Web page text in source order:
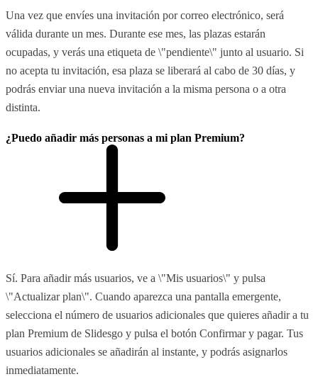
Una vez que envíes una invitación por correo electrónico, será
válida durante un mes. Durante ese mes, las plazas estarán
ocupadas, y verás una etiqueta de \"pendiente\" junto al usuario. Si
no acepta tu invitación, esa plaza se liberará al cabo de 30 días, y
podrás enviar una nueva invitación a la misma persona o a otra
distinta.
¿Puedo añadir más personas a mi plan Premium?
Sí. Para añadir más usuarios, ve a \"Mis usuarios\" y pulsa
\"Actualizar plan\". Cuando aparezca una pantalla emergente,
selecciona el número de usuarios adicionales que quieres añadir a tu
plan Premium de Slidesgo y pulsa el botón Confirmar y pagar. Tus
usuarios adicionales se añadirán al instante, y podrás asignarlos
inmediatamente.